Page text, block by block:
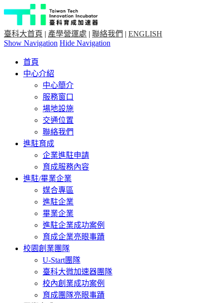
臺科大首頁 | 產學營運處 | 聯絡我們 | ENGLISH
Show Navigation Hide Navigation
首頁
中心介紹
中心簡介
服務窗口
場地設施
交通位置
聯絡我們
進駐育成
企業進駐申請
育成服務內容
進駐/畢業企業
媒合專區
進駐企業
畢業企業
進駐企業成功案例
育成企業亮眼事蹟
校園創業團隊
U-Start團隊
臺科大微加速器團隊
校內創業成功案例
育成團隊亮眼事蹟